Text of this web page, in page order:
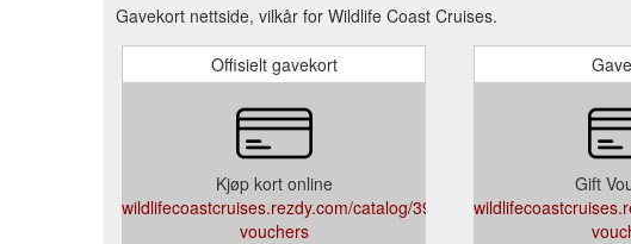
Gavekort nettside, vilkår for Wildlife Coast Cruises.
Offisielt gavekort
Kjøp kort online
wildlifecoastcruises.rezdy.com/catalog/396901/gift-
vouchers
Gift